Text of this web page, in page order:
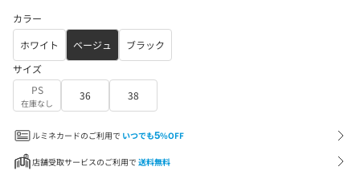
カラー
ホワイト
ベージュ
ブラック
サイズ
PS
在庫なし
36 38
ルミネカードのご利用で いつでも5%OFF
店舗受取サービスのご利用で 送料無料